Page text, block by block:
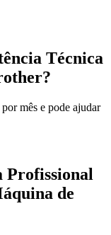
Técnica
mês e pode ajudar
Profissional
de